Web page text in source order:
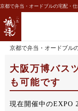
京都で弁当・オードブルの宅配・
京都で弁当・オードブル
大阪万博バス
も可能です
現在開催中のEXPO